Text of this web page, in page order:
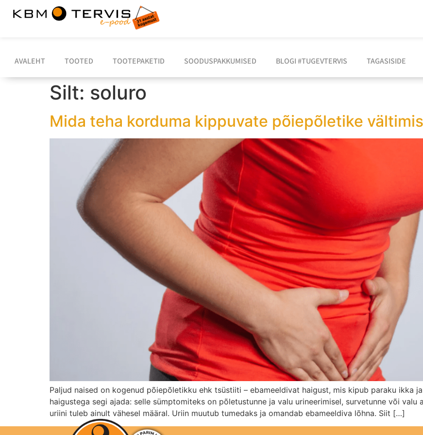
AVALEHT TOOTED TOOTEPAKETID SOODUSPAKKUMISED BLOGI #TUGEVTERVIS TAGASISIDE
Silt: soluro
Mida teha korduma kippuvate põiepõletike
Paljud naised on kogenud põiepõletikku ehk tsüstiiti – ebameeldivat haigust, mis kipub paraku ikka
haigustega segi ajada: selle sümptomiteks on põletustunne ja valu urineerimisel, survetunne või valu
uriini tuleb ainult vähesel määral. Uriin muutub tumedaks ja omandab ebameeldiva lõhna. Siit […]